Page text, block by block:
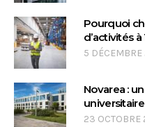
Pourquoi
d’activités à
5
Novarea :
23 OCTOBRE